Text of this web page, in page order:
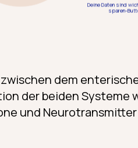
dem
der beiden Systeme
und Neurotransmitter
Deine Daten sind
sparen-